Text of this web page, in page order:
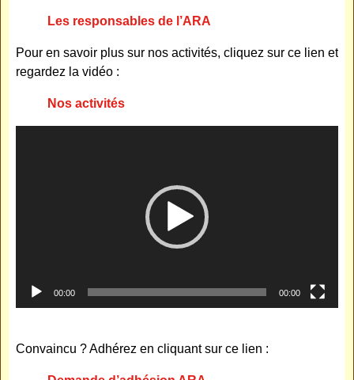
Les responsables de l’ARA
Pour en savoir plus sur nos activités, cliquez sur ce lien et
regardez la vidéo :
Nos activités
00:00 00:00
Convaincu ? Adhérez en cliquant sur ce lien :